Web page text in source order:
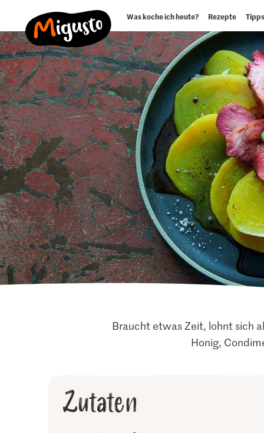
Was koche ich heute? Rezepte
Braucht etwas Zeit, lohnt sich
Honig,
Zutaten